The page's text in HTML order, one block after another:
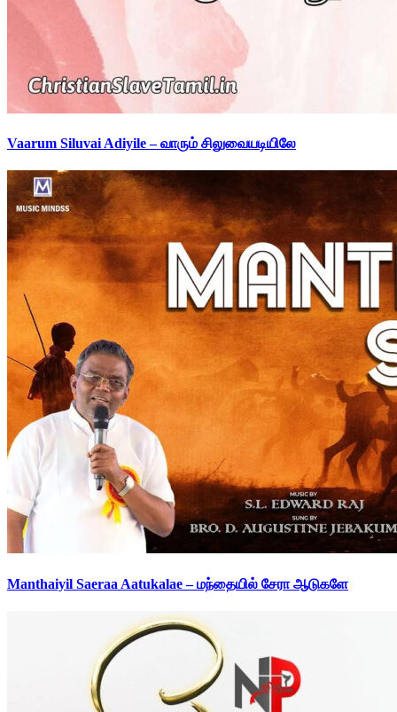
Vaarum Siluvai Adiyile – வாரும் சிலுவையடியிலே
Manthaiyil Saeraa Aatukalae – மந்தையில் சேரா ஆடுகளே